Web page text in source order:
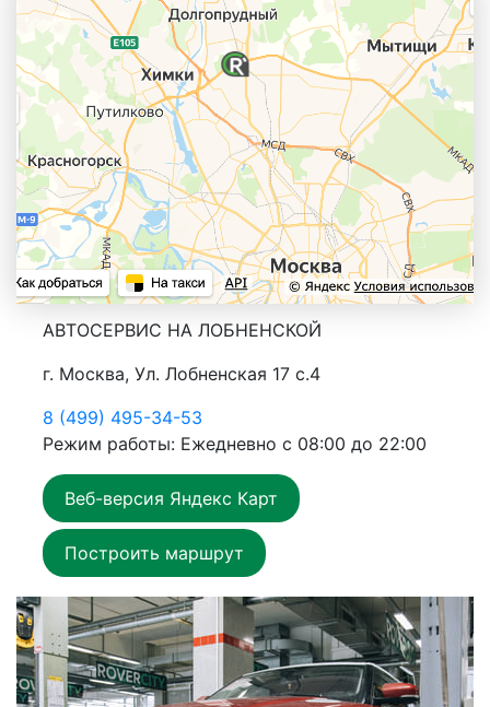
АВТОСЕРВИС НА ЛОБНЕНСКОЙ
г. Москва, Ул. Лобненская 17 с.4
8 (499) 495-34-53
Режим работы: Ежедневно с 08:00 до 22:00
Веб-версия Яндекс Карт
Построить маршрут